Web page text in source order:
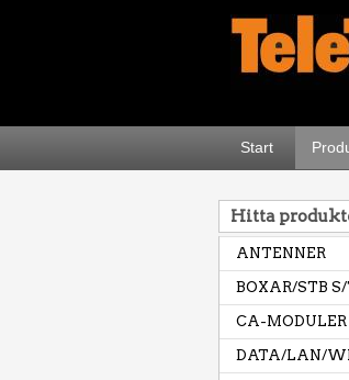
Start
Hitta
ANTENNER
BOXAR/STB
CA-MODULER
DATA/LAN/